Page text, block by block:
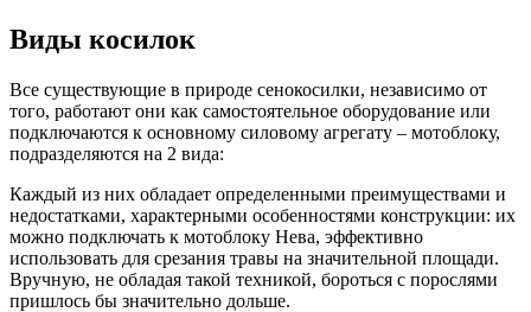
Виды косилок
Все существующие в природе сенокосилки, независимо от
того, работают они как самостоятельное оборудование или
подключаются к основному силовому агрегату – мотоблоку,
подразделяются на 2 вида:
Каждый из них обладает определенными преимуществами и
недостатками, характерными особенностями конструкции: их
можно подключать к мотоблоку Нева, эффективно
использовать для срезания травы на значительной площади.
Вручную, не обладая такой техникой, бороться с порослями
пришлось бы значительно дольше.